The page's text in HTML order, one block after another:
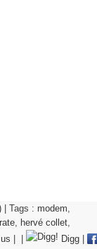
| Tags : modem,
, hervé collet,
Digg